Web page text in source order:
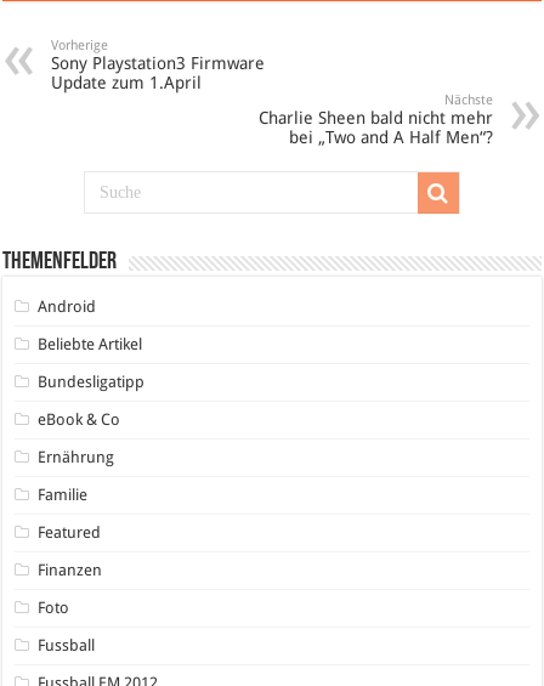
Vorherige
Sony Playstation3 Firmware
Update zum 1.April
Nächste
Charlie Sheen bald nicht mehr
bei „Two and A Half Men“?
Themenfelder
Android
Beliebte Artikel
Bundesligatipp
eBook & Co
Ernährung
Familie
Featured
Finanzen
Foto
Fussball